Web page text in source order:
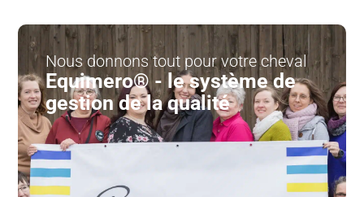
Nous donnons tout pour votre cheval
Equimero® - le système de
gestion de la qualité